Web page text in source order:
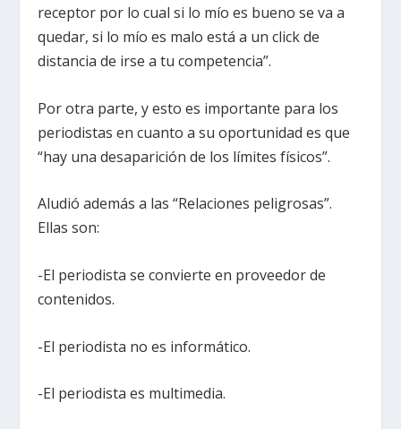
receptor por lo cual si lo mío es bueno se va a
quedar, si lo mío es malo está a un click de
distancia de irse a tu competencia”.
Por otra parte, y esto es importante para los
periodistas en cuanto a su oportunidad es que
“hay una desaparición de los límites físicos”.
Aludió además a las “Relaciones peligrosas”.
Ellas son:
-El periodista se convierte en proveedor de
contenidos.
-El periodista no es informático.
-El periodista es multimedia.